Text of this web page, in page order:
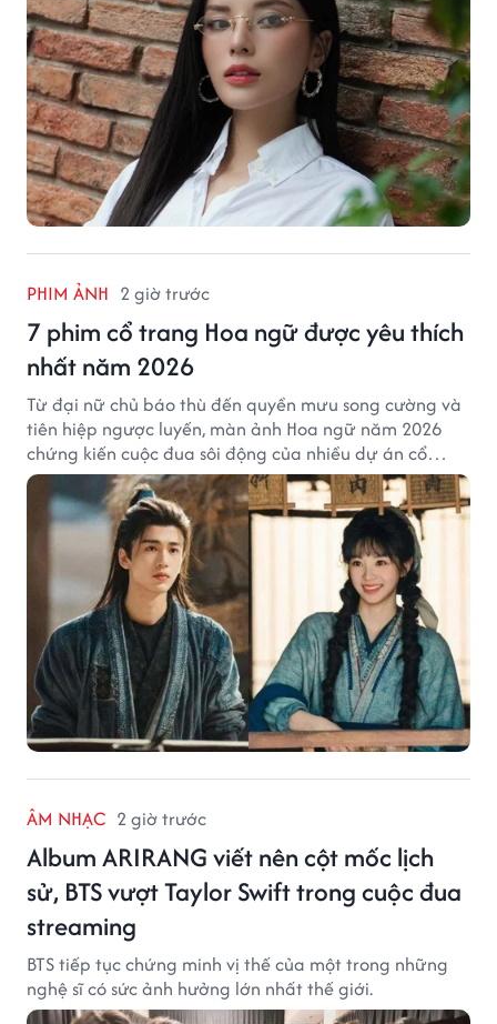
PHIM ẢNH 2 giờ trước
7 phim cổ trang Hoa ngữ được yêu thích
nhất năm 2026
Từ đại nữ chủ báo thù đến quyền mưu song cường và
tiên hiệp ngược luyến, màn ảnh Hoa ngữ năm 2026
chứng kiến cuộc đua sôi động của nhiều dự án cổ
trang có độ thảo luận cao.
ÂM NHẠC 2 giờ trước
Album ARIRANG viết nên cột mốc lịch
sử, BTS vượt Taylor Swift trong cuộc đua
streaming
BTS tiếp tục chứng minh vị thế của một trong những
nghệ sĩ có sức ảnh hưởng lớn nhất thế giới.